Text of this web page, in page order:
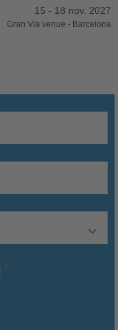
15 - 18 nov. 2027
Gran Via venue - Barcelona
*